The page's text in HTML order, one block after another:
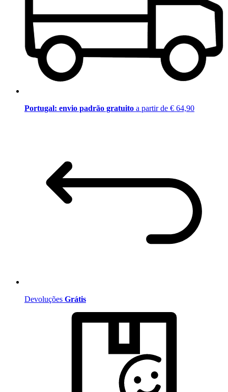
Portugal: envio padrão gratuito a partir de € 64,90
Devoluções Grátis